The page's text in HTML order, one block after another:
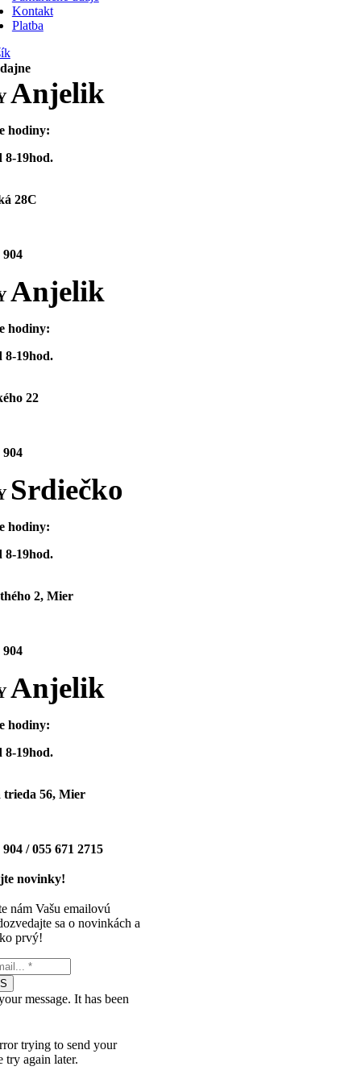
Kontakt
Platba
Anjelik
hodiny:
8-19hod.
28C
904
Anjelik
hodiny:
8-19hod.
22
904
Srdiečko
hodiny:
8-19hod.
2, Mier
904
Anjelik
hodiny:
8-19hod.
trieda 56, Mier
/ 055 671 2715
novinky!
nám Vašu emailovú
sa o novinkách a
prvý!
message. It has been
trying to send your
try again later.